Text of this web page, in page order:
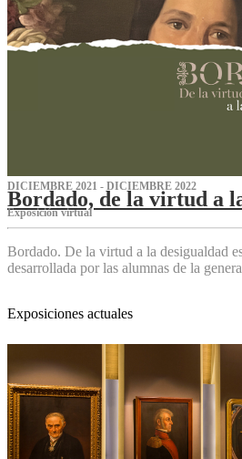
DICIEMBRE 2021 - DICIEMBRE 2022
Bordado, de la virtud a
Exposición virtual‌
Bordado. De la virtud a la desigualdad
desarrollada por las alumnas de la
Exposiciones actuales